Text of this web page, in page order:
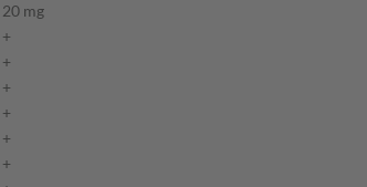
20 mg
+
+
+
+
+
+